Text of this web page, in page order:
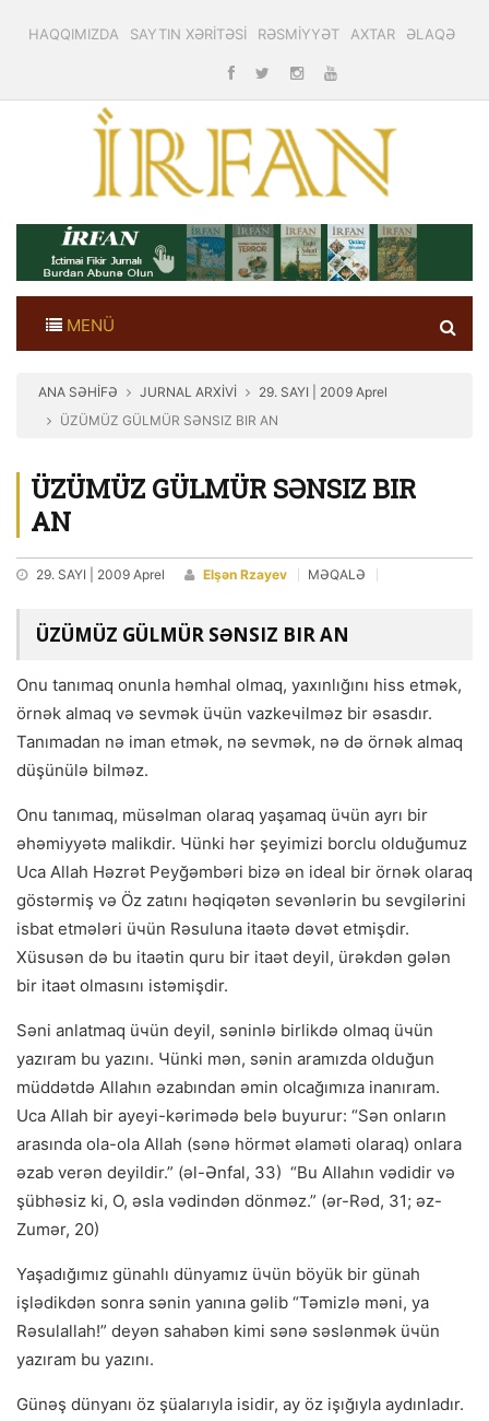
HAQQIMIZDA SAYTIN XƏRİTƏSİ RƏSMİYYƏT AXTAR ƏLAQƏ
MENÜ
ANA SƏHİFƏ JURNAL ARXİVİ
29. SAYI | 2009 Aprel
ÜZÜMÜZ GÜLMÜR SƏNSIZ BIR AN
ÜZÜMÜZ GÜLMÜR SƏNSIZ BIR
AN
29. SAYI | 2009 Aprel Elşən Rzayev MƏQALƏ
ÜZÜMÜZ GÜLMÜR SƏNSIZ BIR AN
Onu tanımaq onunla həmhal olmaq, yaxınlığını hiss etmək,
örnək almaq və sevmək üчün vazkeчilməz bir əsasdır.
Tanımadan nə iman etmək, nə sevmək, nə də örnək almaq
düşünülə bilməz.
Onu tanımaq, müsəlman olaraq yaşamaq üчün ayrı bir
əhəmiyyətə malikdir. Чünki hər şeyimizi borclu olduğumuz
Uca Allah Həzrət Peyğəmbəri bizə ən ideal bir örnək olaraq
göstərmiş və Öz zatını həqiqətən sevənlərin bu sevgilərini
isbat etmələri üчün Rəsuluna itaətə dəvət etmişdir.
Xüsusən də bu itaətin quru bir itaət deyil, ürəkdən gələn
bir itaət olmasını istəmişdir.
Səni anlatmaq üчün deyil, səninlə birlikdə olmaq üчün
yazıram bu yazını. Чünki mən, sənin aramızda olduğun
müddətdə Allahın əzabından əmin olcağımıza inanıram.
Uca Allah bir ayeyi-kərimədə belə buyurur: “Sən onların
arasında ola-ola Allah (sənə hörmət əlaməti olaraq) onlara
əzab verən deyildir.” (əl-Ənfal, 33) “Bu Allahın vədidir və
şübhəsiz ki, O, əsla vədindən dönməz.” (ər-Rəd, 31; əz-
Zumər, 20)
Yaşadığımız günahlı dünyamız üчün böyük bir günah
işlədikdən sonra sənin yanına gəlib “Təmizlə məni, ya
Rəsulallah!” deyən sahabən kimi sənə səslənmək üчün
yazıram bu yazını.
Günəş dünyanı öz şüalarıyla isidir, ay öz işığıyla aydınladır.